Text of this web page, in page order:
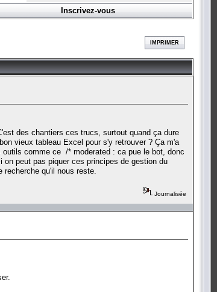
Inscrivez-vous
IMPRIMER
des chantiers ces trucs, surtout quand ça dure
vieux tableau Excel pour s'y retrouver ? Ça m'a
comme ce /* moderated : ca pue le bot, donc
peut pas piquer ces principes de gestion du
qu'il nous reste.
Journalisée